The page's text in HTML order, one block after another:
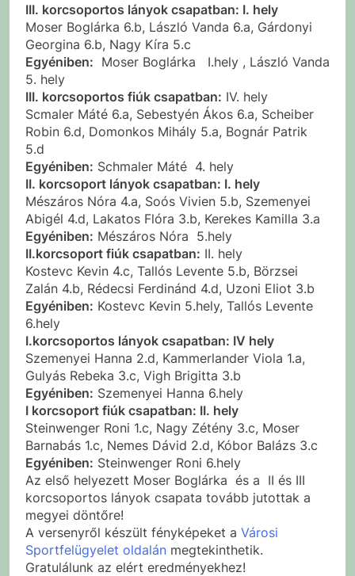
III. korcsoportos lányok csapatban: I. hely
Moser Boglárka 6.b, László Vanda 6.a, Gárdonyi
Georgina 6.b, Nagy Kíra 5.c
Egyéniben: Moser Boglárka I.hely , László Vanda
5. hely
III. korcsoportos fiúk csapatban: IV. hely
Scmaler Máté 6.a, Sebestyén Ákos 6.a, Scheiber
Robin 6.d, Domonkos Mihály 5.a, Bognár Patrik
5.d
Egyéniben: Schmaler Máté 4. hely
II. korcsoport lányok csapatban: I. hely
Mészáros Nóra 4.a, Soós Vivien 5.b, Szemenyei
Abigél 4.d, Lakatos Flóra 3.b, Kerekes Kamilla 3.a
Egyéniben: Mészáros Nóra 5.hely
II.korcsoport fiúk csapatban: II. hely
Kostevc Kevin 4.c, Tallós Levente 5.b, Börzsei
Zalán 4.b, Rédecsi Ferdinánd 4.d, Uzoni Eliot 3.b
Egyéniben: Kostevc Kevin 5.hely, Tallós Levente
6.hely
I.korcsoportos lányok csapatban: IV hely
Szemenyei Hanna 2.d, Kammerlander Viola 1.a,
Gulyás Rebeka 3.c, Vigh Brigitta 3.b
Egyéniben: Szemenyei Hanna 6.hely
I korcsoport fiúk csapatban: II. hely
Steinwenger Roni 1.c, Nagy Zétény 3.c, Moser
Barnabás 1.c, Nemes Dávid 2.d, Kóbor Balázs 3.c
Egyéniben: Steinwenger Roni 6.hely
Az első helyezett Moser Boglárka és a II és III
korcsoportos lányok csapata tovább jutottak a
megyei döntőre!
A versenyről készült fényképeket a Városi
Sportfelügyelet oldalán megtekinthetik.
Gratulálunk az elért eredményekhez!